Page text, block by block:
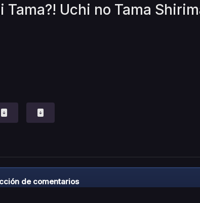
Uchi no Tama
de comentarios